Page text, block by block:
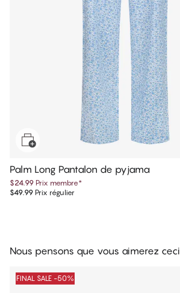
Palm Long Pantalon de pyjama
$24.99 Prix membre*
$49.99 Prix régulier
Nous pensons que vous aimerez ceci
FINAL SALE -50%